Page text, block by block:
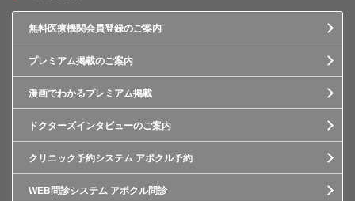
無料医療機関会員登録のご案内
プレミアム掲載のご案内
漫画でわかるプレミアム掲載
ドクターズインタビューのご案内
クリニック予約システム アポクル予約
WEB問診システム アポクル問診